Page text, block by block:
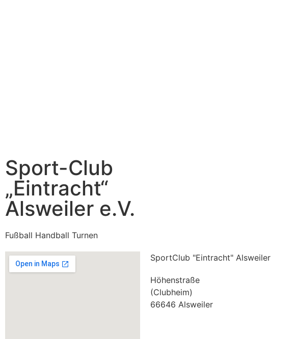
Sport-Club
„Eintracht“
Alsweiler e.V.
Fußball Handball Turnen
SportClub "Eintracht" Alsweiler
Höhenstraße
(Clubheim)
66646 Alsweiler